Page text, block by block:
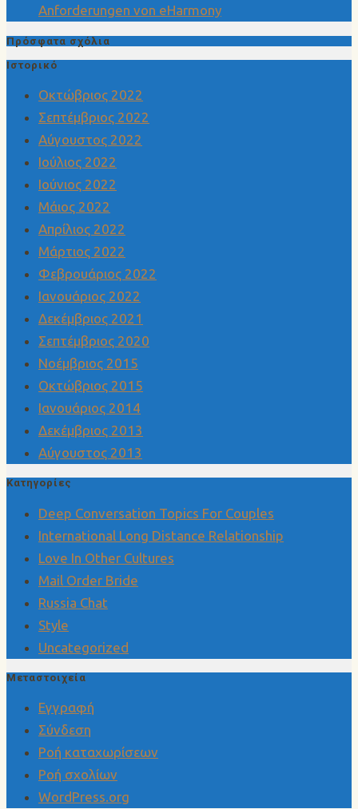
Anforderungen von eHarmony
Πρόσφατα σχόλια
Ιστορικό
Οκτώβριος 2022
Σεπτέμβριος 2022
Αύγουστος 2022
Ιούλιος 2022
Ιούνιος 2022
Μάιος 2022
Απρίλιος 2022
Μάρτιος 2022
Φεβρουάριος 2022
Ιανουάριος 2022
Δεκέμβριος 2021
Σεπτέμβριος 2020
Νοέμβριος 2015
Οκτώβριος 2015
Ιανουάριος 2014
Δεκέμβριος 2013
Αύγουστος 2013
Kατηγορίες
Deep Conversation Topics For Couples
International Long Distance Relationship
Love In Other Cultures
Mail Order Bride
Russia Chat
Style
Uncategorized
Μεταστοιχεία
Εγγραφή
Σύνδεση
Ροή καταχωρίσεων
Ροή σχολίων
WordPress.org